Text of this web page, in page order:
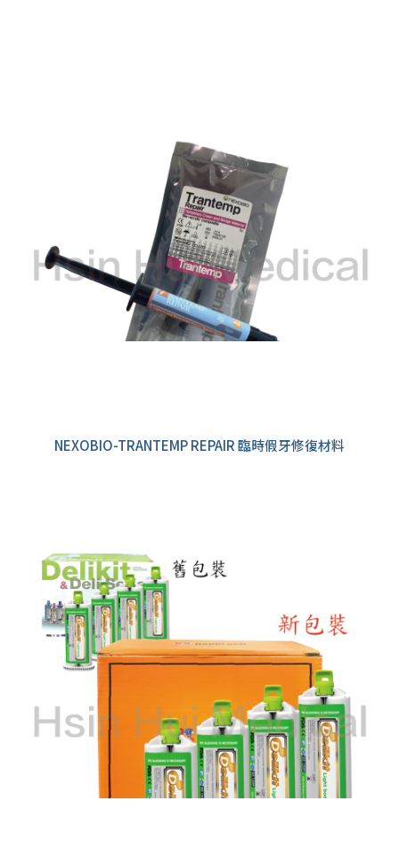
NEXOBIO-TRANTEMP REPAIR 臨時假牙修復材料